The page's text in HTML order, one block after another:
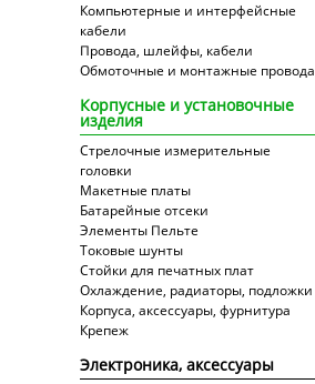
Компьютерные и интерфейсные
кабели
Провода, шлейфы, кабели
Обмоточные и монтажные провода
Корпусные и установочные
изделия
Стрелочные измерительные
головки
Макетные платы
Батарейные отсеки
Элементы Пельте
Токовые шунты
Стойки для печатных плат
Охлаждение, радиаторы, подложки
Корпуса, аксессуары, фурнитура
Крепеж
Электроника, аксессуары